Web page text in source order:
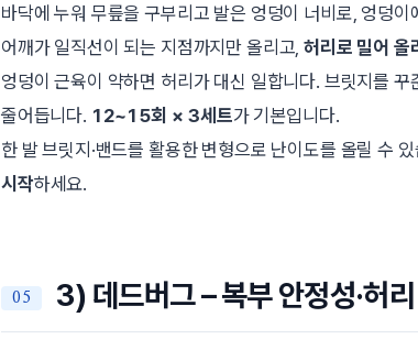
바닥에 누워 무릎을 구부리고 발은 엉덩이 너비로, 엉덩
어깨가 일직선이 되는 지점까지만 올리고,허리로 밀어 올
엉덩이 근육이 약하면 허리가 대신 일합니다. 브릿지를
줄어듭니다. 12~15회 × 3세트가 기본입니다.
한 발 브릿지·밴드를 활용한 변형으로 난이도를 올릴 수
시작하세요.
3) 데드버그 – 복부 안정성·허